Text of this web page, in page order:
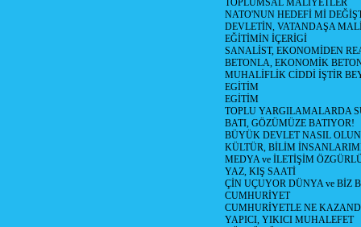
TOPLUMSAL MALİYETLER
NATO'NUN HEDEFİ Mİ
DEVLETİN, VATANDAŞA
EĞİTİMİN İÇERİGİ
SANALİST, EKONOMİDEN
BETONLA, EKONOMİK
MUHALİFLİK CİDDİ İŞTİR
EGİTİM
EGİTİM
TOPLU YARGILAMALARDA
BATI, GÖZÜMÜZE BATIYOR!
BÜYÜK DEVLET NASIL
KÜLTÜR, BİLİM
MEDYA ve İLETİŞİM
YAZ, KIŞ SAATİ
ÇİN UÇUYOR DÜNYA ve BİZ
CUMHURİYET
CUMHURİYETLE NE
YAPICI, YIKICI MUHALEFET